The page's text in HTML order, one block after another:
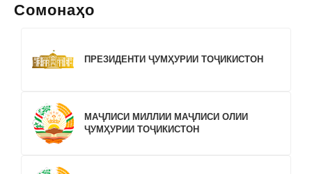
Сомонаҳо
ПРЕЗИДЕНТИ ҶУМҲУРИИ ТОҶИКИСТОН
МАҶЛИСИ МИЛЛИИ МАҶЛИСИ ОЛИИ
ҶУМҲУРИИ ТОҶИКИСТОН